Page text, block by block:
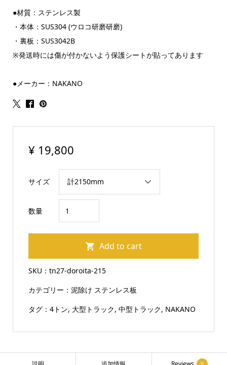
●材質：ステンレス製
・本体：SUS304 (ウロコ研磨研磨)
・裏板：SUS3042B
※発送時には傷が付かないよう保護シートが貼ってあります
●メーカー：NAKANO
¥ 19,800
サイズ
数量
ラ
ッ
除
け
3
割
Add to cart
SKU： tn27-doroita-215
カテゴリー： 泥除け ステンレス板
タグ： 4トン, 大型トラック, 中型トラック, NAKANO